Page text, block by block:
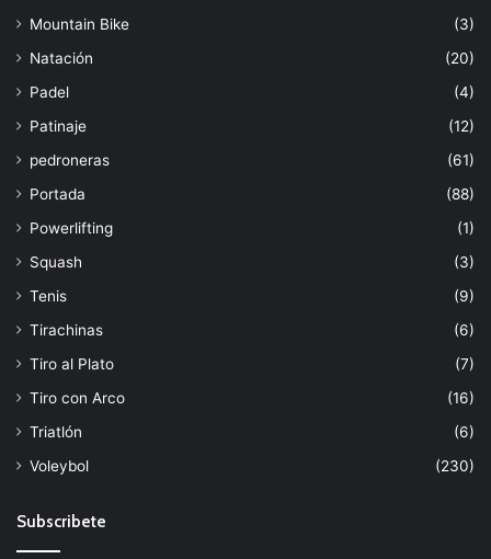
Mountain Bike
(3)
Natación
(20)
Padel
(4)
Patinaje
(12)
pedroneras
(61)
Portada
(88)
Powerlifting
(1)
Squash
(3)
Tenis
(9)
Tirachinas
(6)
Tiro al Plato
(7)
Tiro con Arco
(16)
Triatlón
(6)
Voleybol
(230)
Subscribete